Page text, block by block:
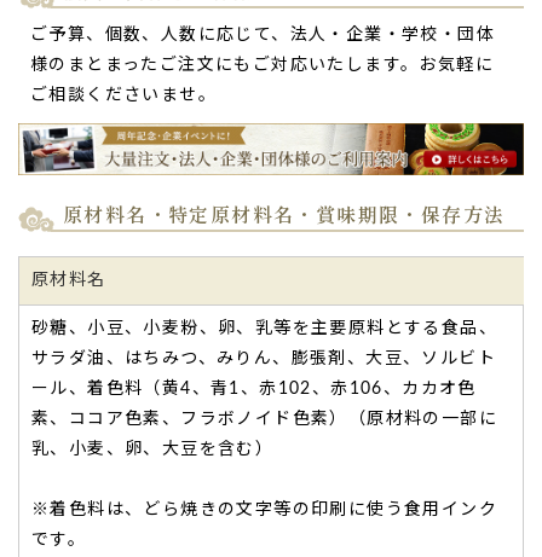
Happyになりました。
受け取られた方には驚きと共に心から喜んでもらえ、贈った
私としてもとてもHappyになりました。
も感謝しております。
次なる10周年の際には、当社としてもさらに拡大し、今回以
上の大規模なご依頼できる企業へと成長してまいる所存で
す。
ゆえに、互いが妥協なく成長を続け、より高いステージで再
ご購入頂いた商品：創立・設立・周年記念 オリジナルどら焼
き「もじどら」（10個入り）
ご予算、個数、人数に応じて、法人・企業・学校・団体
様のまとまったご注文にもご対応いたします。お気軽に
ご相談くださいませ。
原材料名・特定原材料名・賞味期限・保存方法
原材料名
砂糖、小豆、小麦粉、卵、乳等を主要原料とする食品、
サラダ油、はちみつ、みりん、膨張剤、大豆、ソルビト
ール、着色料（黄4、青1、赤102、赤106、カカオ色
素、ココア色素、フラボノイド色素）（原材料の一部に
乳、小麦、卵、大豆を含む）
※着色料は、どら焼きの文字等の印刷に使う食用インク
です。